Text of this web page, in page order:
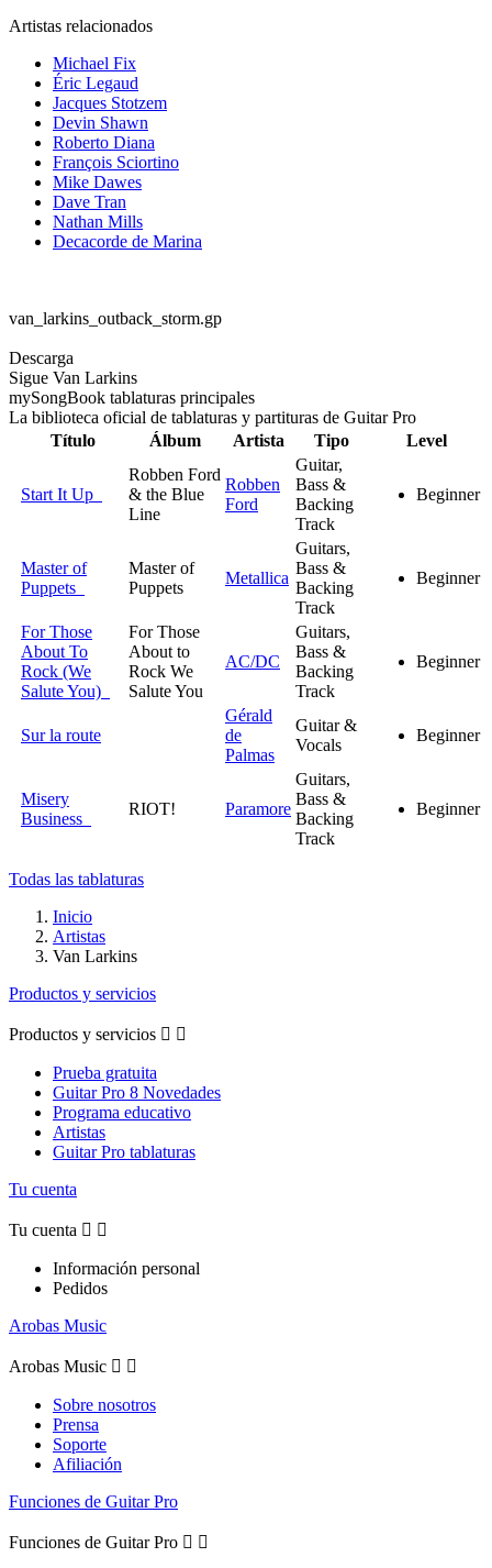
Artistas relacionados
Michael Fix
Éric Legaud
Jacques Stotzem
Devin Shawn
Roberto Diana
François Sciortino
Mike Dawes
Dave Tran
Nathan Mills
Decacorde de Marina
van_larkins_outback_storm.gp
Descarga
Sigue Van Larkins
mySongBook tablaturas principales
La biblioteca oficial de tablaturas y partituras de Guitar Pro
Título
Álbum Artista Tipo Level
Start It Up
Robben Ford
& the Blue
Line
Robben
Ford
Guitar,
Bass &
Backing
Track
Beginner
Master of
Puppets
Master of
Puppets
Metallica
Guitars,
Bass &
Backing
Track
Beginner
For Those
About To
Rock (We
Salute You)
For Those
About to
Rock We
Salute You
AC/DC
Guitars,
Bass &
Backing
Track
Beginner
Sur la route
Gérald
de
Palmas
Guitar &
Vocals
Beginner
Misery
Business
RIOT! Paramore
Guitars,
Bass &
Backing
Track
Beginner
Todas las tablaturas
Inicio
Artistas
Van Larkins
Productos y servicios
Productos y servicios  
Prueba gratuita
Guitar Pro 8 Novedades
Programa educativo
Artistas
Guitar Pro tablaturas
Tu cuenta
Tu cuenta  
Información personal
Pedidos
Arobas Music
Arobas Music  
Sobre nosotros
Prensa
Soporte
Afiliación
Funciones de Guitar Pro
Funciones de Guitar Pro  